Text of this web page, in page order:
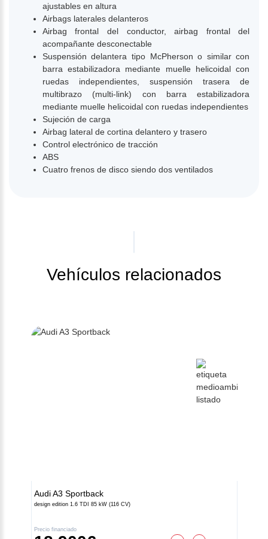
ajustables en altura
Airbags laterales delanteros
Airbag frontal del conductor, airbag frontal del
acompañante desconectable
Suspensión delantera tipo McPherson o similar con
barra estabilizadora mediante muelle helicoidal con
ruedas independientes, suspensión trasera de
multibrazo (multi-link) con barra estabilizadora
mediante muelle helicoidal con ruedas independientes
Sujeción de carga
Airbag lateral de cortina delantero y trasero
Control electrónico de tracción
ABS
Cuatro frenos de disco siendo dos ventilados
Vehículos relacionados
AudiA3 Sportback
design edition 1.6 TDI 85 kW (116 CV)
Precio financiado